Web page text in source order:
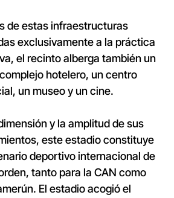
de estas infraestructuras
exclusivamente a la práctica
el recinto alberga también un
hotelero, un centro
un museo y un cine.
y la amplitud de sus
este estadio constituye
deportivo internacional de
tanto para la CAN como
El estadio acogió el